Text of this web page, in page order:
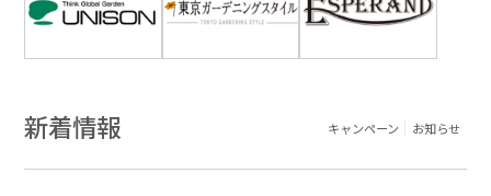
新着情報 キャンペーン お知らせ